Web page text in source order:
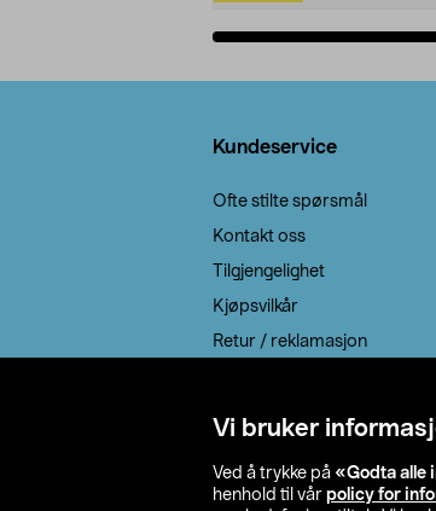
Vi bruker
Ved å trykke på «Godta alle
henhold til vår policy for
Kundeservice
Ofte stilte spørsmål
Kontakt oss
Tilgjengelighet
Kjøpsvilkår
Retur / reklamasjon